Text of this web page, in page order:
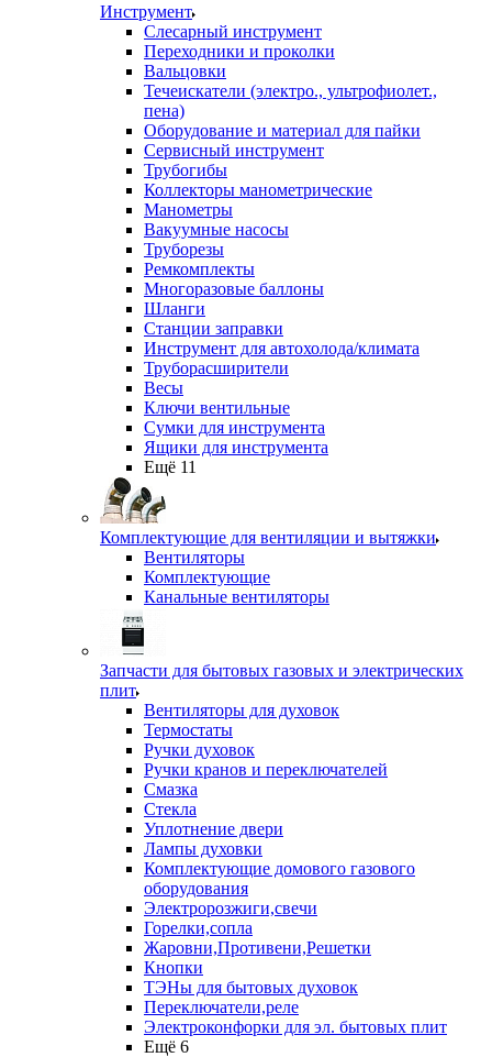
Инструмент
Слесарный инструмент
Переходники и проколки
Вальцовки
Течеискатели (электро., ультрофиолет.,
пена)
Оборудование и материал для пайки
Сервисный инструмент
Трубогибы
Коллекторы манометрические
Манометры
Вакуумные насосы
Труборезы
Ремкомплекты
Многоразовые баллоны
Шланги
Станции заправки
Инструмент для автохолода/климата
Труборасширители
Весы
Ключи вентильные
Сумки для инструмента
Ящики для инструмента
Ещё 11
Комплектующие для вентиляции и вытяжки
Вентиляторы
Комплектующие
Канальные вентиляторы
Запчасти для бытовых газовых и электрических
плит
Вентиляторы для духовок
Термостаты
Ручки духовок
Ручки кранов и переключателей
Смазка
Стекла
Уплотнение двери
Лампы духовки
Комплектующие домового газового
оборудования
Электророзжиги,свечи
Горелки,сопла
Жаровни,Противени,Решетки
Кнопки
ТЭНы для бытовых духовок
Переключатели,реле
Электроконфорки для эл. бытовых плит
Ещё 6